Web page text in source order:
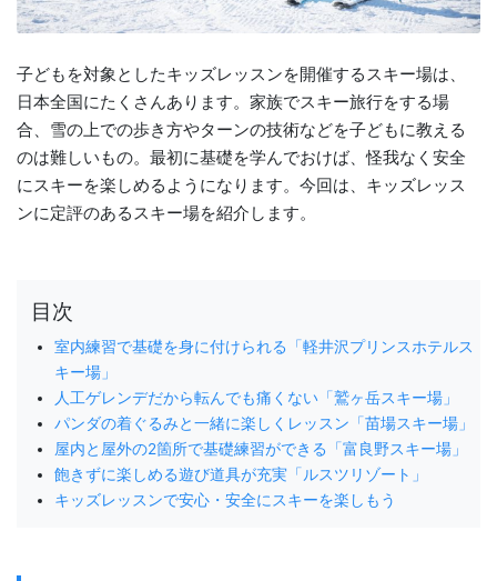
子どもを対象としたキッズレッスンを開催するスキー場は、
日本全国にたくさんあります。家族でスキー旅行をする場
合、雪の上での歩き方やターンの技術などを子どもに教える
のは難しいもの。最初に基礎を学んでおけば、怪我なく安全
にスキーを楽しめるようになります。今回は、キッズレッス
ンに定評のあるスキー場を紹介します。
目次
室内練習で基礎を身に付けられる「軽井沢プリンスホテルス
キー場」
人工ゲレンデだから転んでも痛くない「鷲ヶ岳スキー場」
パンダの着ぐるみと一緒に楽しくレッスン「苗場スキー場」
屋内と屋外の2箇所で基礎練習ができる「富良野スキー場」
飽きずに楽しめる遊び道具が充実「ルスツリゾート」
キッズレッスンで安心・安全にスキーを楽しもう